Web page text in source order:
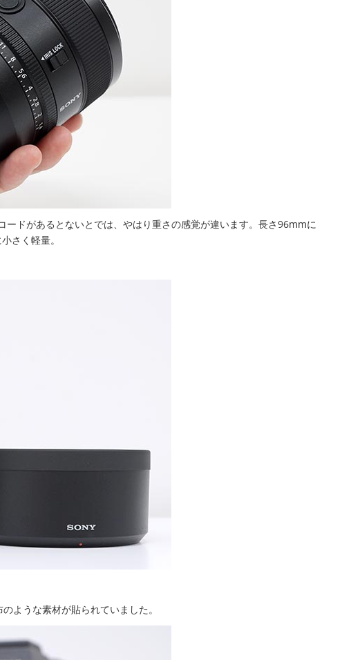
ドがあるとないとでは、やはり重さの感覚が違います。長さ96mmに
さく軽量。
ような素材が貼られていました。